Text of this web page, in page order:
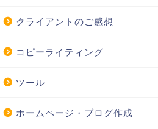
クライアントのご感想
コピーライティング
ツール
ホームページ・ブログ作成